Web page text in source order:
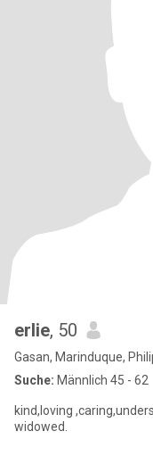
erlie, 50
Gasan, Marinduque,
Suche: Männlich 45 - 62
kind,loving
widowed.